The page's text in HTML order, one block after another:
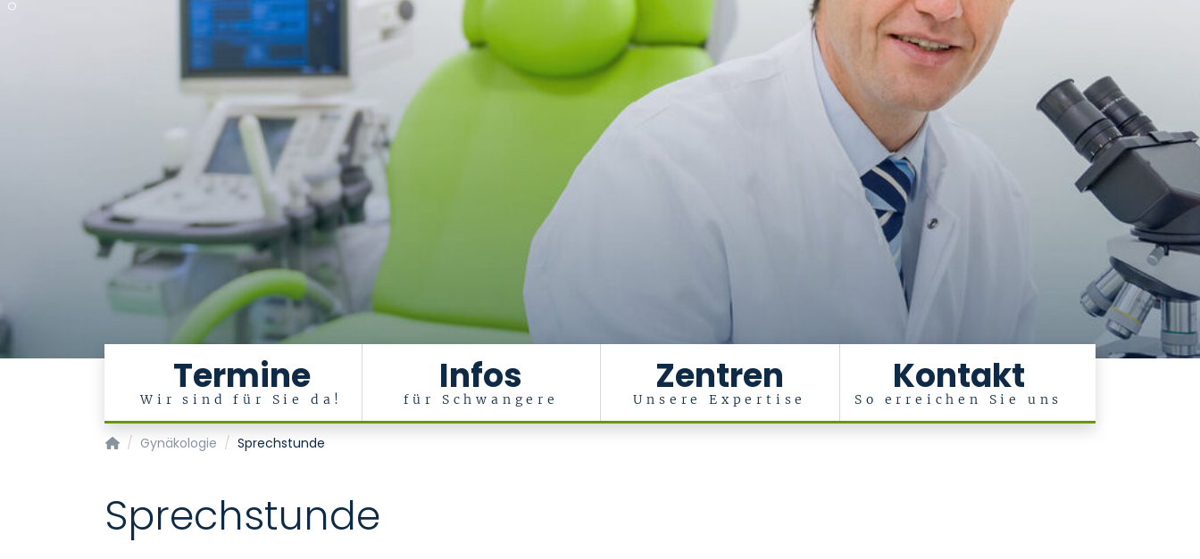
Termine
Wir sind für Sie da!
Infos
für Schwangere
Zentren
Unsere Expertise
Kontakt
So erreichen Sie uns
Klinik für Gynäkologie und Geburtsmedizin
Gynäkologie Sprechstunde
Sprechstunde